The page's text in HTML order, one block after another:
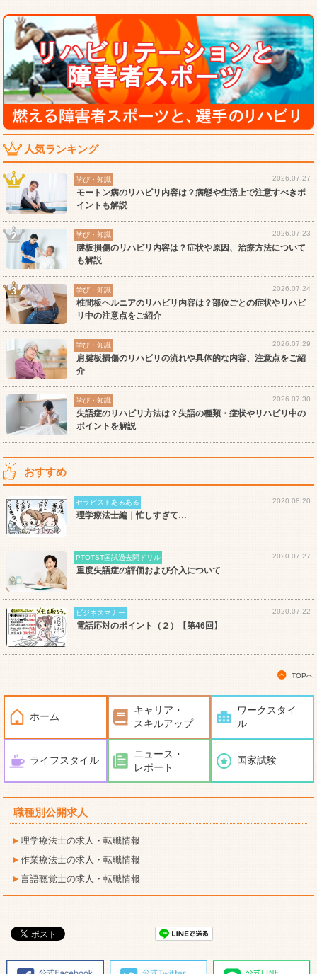
人気ランキング
学び・知識 2026.07.27
モートン病のリハビリ内容は？病態や生活上で注意すべきポ
イントも解説
学び・知識 2026.07.23
腱板損傷のリハビリ内容は？症状や原因、治療方法について
も解説
学び・知識 2026.07.24
椎間板ヘルニアのリハビリ内容は？部位ごとの症状やリハビ
リ中の注意点をご紹介
学び・知識 2026.07.29
肩腱板損傷のリハビリの流れや具体的な内容、注意点をご紹
介
学び・知識 2026.07.30
失語症のリハビリ方法は？失語の種類・症状やリハビリ中の
ポイントを解説
おすすめ
セラピストあるある 2020.08.20
理学療法士編｜忙しすぎて…
PTOTST国試過去問ドリル 2020.07.27
重度失語症の評価および介入について
ビジネスマナー 2020.07.22
電話応対のポイント（２）【第46回】
TOPへ
ホーム
キャリア・
スキルアップ
ワークスタイ
ル
ライフスタイル
ニュース・
レポート
国家試験
職種別公開求人
理学療法士の求人・転職情報
作業療法士の求人・転職情報
言語聴覚士の求人・転職情報